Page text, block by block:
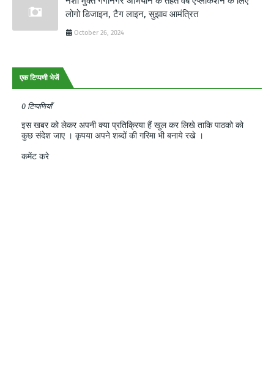
लोगो डिजाइन, टैग लाइन, सुझाव आमंत्रित
October 26, 2024
एक टिप्पणी भेजें
0 टिप्पणियाँ
इस खबर को लेकर अपनी क्या प्रतिक्रिया हैं खुल कर लिखे ताकि पाठको को
कुछ संदेश जाए । कृपया अपने शब्दों की गरिमा भी बनाये रखे ।
कमेंट करे